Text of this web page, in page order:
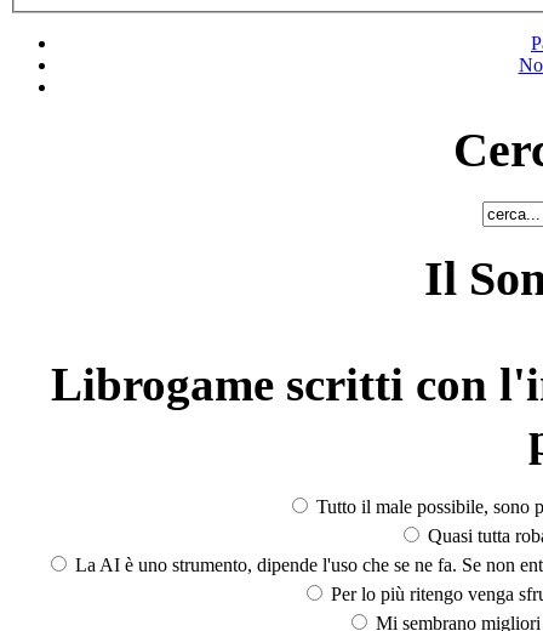
Il
Librogame scritti con
Tutto il male possibile, sono
Quasi tutta
La AI è uno strumento, dipende l'uso che se ne fa. Se non
Per lo più ritengo venga
Mi sembrano